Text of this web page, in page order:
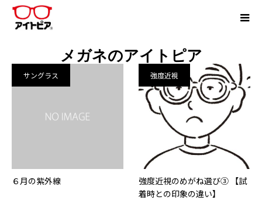
メガネのアイトピア
サングラス
６月の紫外線
強度近視
強度近視のめがね選び③ 【試
着時との印象の違い】